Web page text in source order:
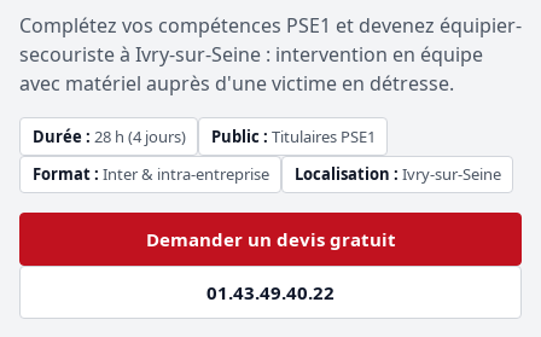
Complétez vos compétences PSE1 et devenez équipier-
secouriste à Ivry-sur-Seine : intervention en équipe
avec matériel auprès d'une victime en détresse.
Durée : 28 h (4 jours) Public : Titulaires PSE1
Format : Inter & intra-entreprise Localisation : Ivry-sur-Seine
Demander un devis gratuit
01.43.49.40.22